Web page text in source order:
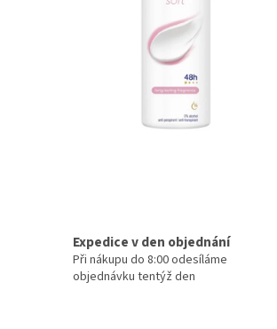
Expedice v den objednání
Při nákupu do 8:00 odesíláme
objednávku tentýž den